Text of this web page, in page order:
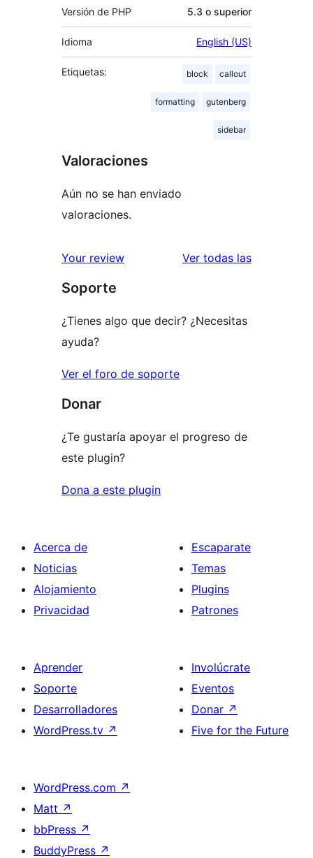
Versión de PHP 5.3 o superior
Idioma English (US)
Etiquetas: block callout
formatting gutenberg
sidebar
Valoraciones
Aún no se han enviado
valoraciones.
Your review Ver todas las
Soporte
¿Tienes algo que decir? ¿Necesitas
ayuda?
Ver el foro de soporte
Donar
¿Te gustaría apoyar el progreso de
este plugin?
Dona a este plugin
Acerca de
Noticias
Alojamiento
Privacidad
Escaparate
Temas
Plugins
Patrones
Aprender
Soporte
Desarrolladores
WordPress.tv ↗
Involúcrate
Eventos
Donar ↗
Five for the Future
WordPress.com ↗
Matt ↗
bbPress ↗
BuddyPress ↗